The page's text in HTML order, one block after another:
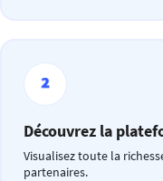
Découvrez la
Visualisez toute la
partenaires.